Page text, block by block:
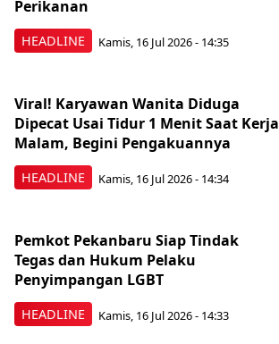
HEADLINE
Perikanan
Kamis, 16 Jul 2026 - 14:35
HEADLINE
Viral! Karyawan Wanita Diduga
Dipecat Usai Tidur 1 Menit Saat Kerja
Malam, Begini Pengakuannya
Kamis, 16 Jul 2026 - 14:34
HEADLINE
Pemkot Pekanbaru Siap Tindak
Tegas dan Hukum Pelaku
Penyimpangan LGBT
Kamis, 16 Jul 2026 - 14:33